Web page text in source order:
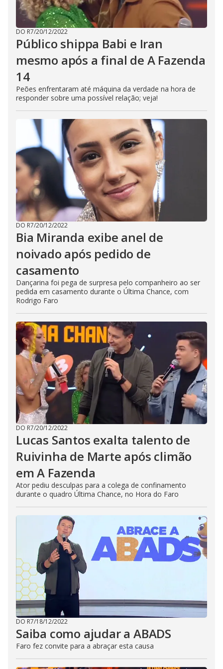
DO R7/20/12/2022
Público shippa Babi e Iran
mesmo após a final de A Fazenda
14
Peões enfrentaram até máquina da verdade na hora de
responder sobre uma possível relação; veja!
DO R7/20/12/2022
Bia Miranda exibe anel de
noivado após pedido de
casamento
Dançarina foi pega de surpresa pelo companheiro ao ser
pedida em casamento durante o Última Chance, com
Rodrigo Faro
DO R7/20/12/2022
Lucas Santos exalta talento de
Ruivinha de Marte após climão
em A Fazenda
Ator pediu desculpas para a colega de confinamento
durante o quadro Última Chance, no Hora do Faro
DO R7/18/12/2022
Saiba como ajudar a ABADS
Faro fez convite para a abraçar esta causa